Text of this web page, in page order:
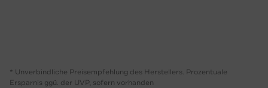
* Unverbindliche Preisempfehlung des Herstellers. Prozentuale
Ersparnis ggü. der UVP, sofern vorhanden